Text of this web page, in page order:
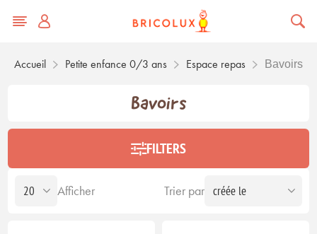
Accueil Petite enfance 0/3 ans Espace repas Bavoirs
Bavoirs
FILTERS
Trier par
Afficher